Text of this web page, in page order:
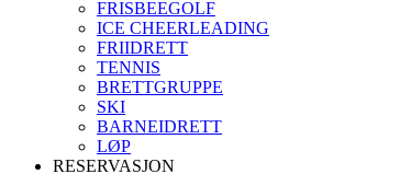
FRISBEEGOLF
ICE CHEERLEADING
FRIIDRETT
TENNIS
BRETTGRUPPE
SKI
BARNEIDRETT
LØP
RESERVASJON